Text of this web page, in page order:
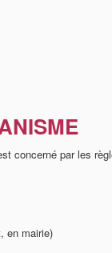
concerné par les
en mairie)